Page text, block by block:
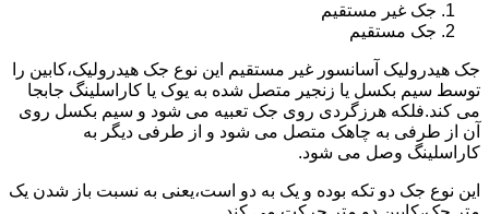
جک غیر مستقیم
جک مستقیم
جک هیدرولیک آسانسور غیر مستقیم این نوع جک هیدرولیک،کابین را
توسط سیم بکسل یا زنجیر متصل شده به یوک یا کاراسلینگ جابجا
می کند.فلکه هرزگردی روی جک تعبیه می شود و سیم بکسل روی
آن از طرفی به چاهک متصل می شود و از طرفی دیگر به
کاراسلینگ وصل می شود.
این نوع جک دو تکه بوده و یک به دو است،یعنی به نسبت باز شدن یک